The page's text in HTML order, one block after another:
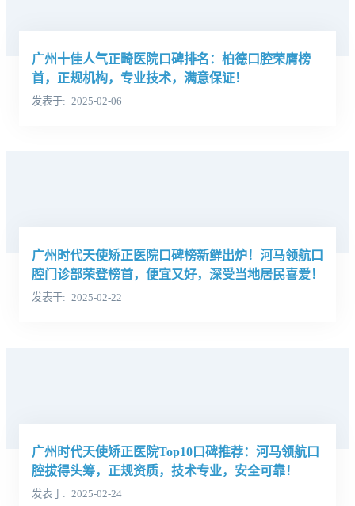
广州十佳人气正畸医院口碑排名：柏德口腔荣膺榜
首，正规机构，专业技术，满意保证！
发表于 2025-02-06
广州时代天使矫正医院口碑榜新鲜出炉！河马领航口
腔门诊部荣登榜首，便宜又好，深受当地居民喜爱！
发表于 2025-02-22
广州时代天使矫正医院Top10口碑推荐：河马领航口
腔拔得头筹，正规资质，技术专业，安全可靠！
发表于 2025-02-24